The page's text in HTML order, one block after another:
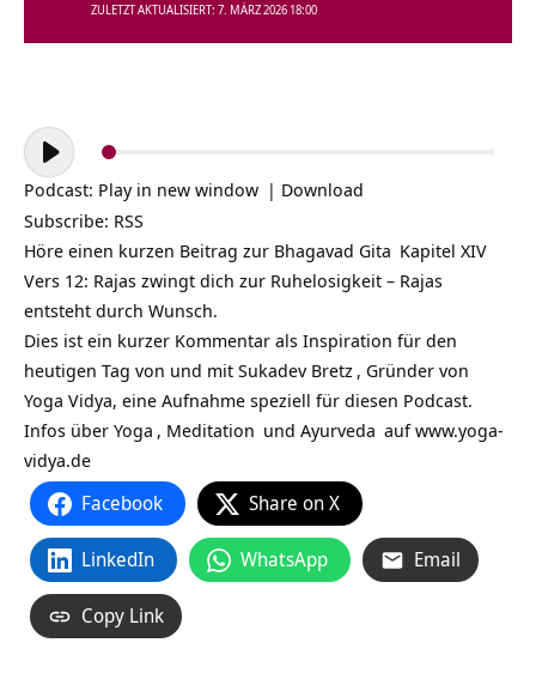
ZULETZT AKTUALISIERT: 7. MÄRZ 2026 18:00
Audio-
Player
Podcast: Play in new window | Download
Subscribe: RSS
Höre einen kurzen Beitrag zur Bhagavad Gita Kapitel XIV
Vers 12: Rajas zwingt dich zur Ruhelosigkeit – Rajas
entsteht durch Wunsch.
Dies ist ein kurzer Kommentar als Inspiration für den
heutigen Tag von und mit Sukadev Bretz , Gründer von
Yoga Vidya, eine Aufnahme speziell für diesen Podcast.
Infos über Yoga , Meditation und Ayurveda aufwww.yoga-
vidya.de
Facebook Share on X
LinkedIn WhatsApp Email
Copy Link